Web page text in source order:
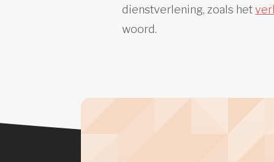
dienstverlening, zoals het
woord.